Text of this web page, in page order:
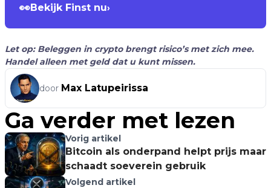
👀Bekijk Finst nu›
Let op: Beleggen in crypto brengt risico’s met zich mee.
Handel alleen met geld dat u kunt missen.
door Max Latupeirissa
Ga verder met lezen
Vorig artikel
Bitcoin als onderpand helpt prijs maar
schaadt soeverein gebruik
Volgend artikel